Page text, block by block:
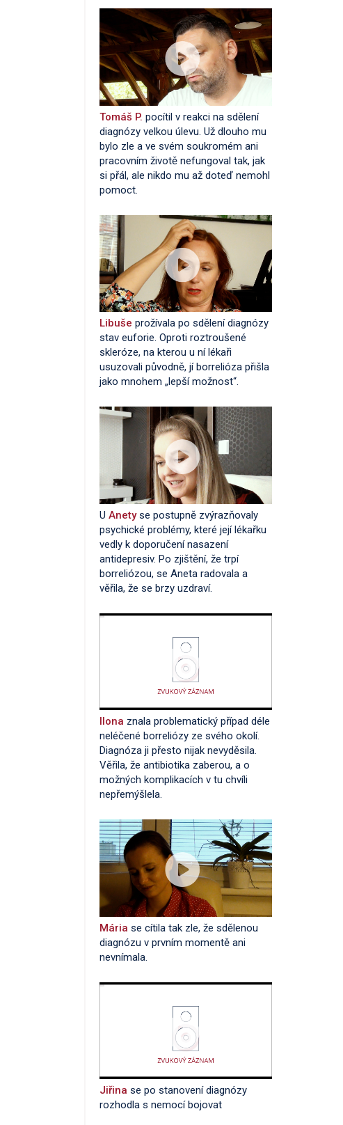
Tomáš P. pocítil v reakci na sdělení
diagnózy velkou úlevu. Už dlouho mu
bylo zle a ve svém soukromém ani
pracovním životě nefungoval tak, jak
si přál, ale nikdo mu až doteď nemohl
pomoct.
Libuše prožívala po sdělení diagnózy
stav euforie. Oproti roztroušené
skleróze, na kterou u ní lékaři
usuzovali původně, jí borrelióza přišla
jako mnohem „lepší možnost“.
U Anetyse postupně zvýrazňovaly
psychické problémy, které její lékařku
vedly k doporučení nasazení
antidepresiv. Po zjištění, že trpí
borreliózou, se Aneta radovala a
věřila, že se brzy uzdraví.
Ilona znala problematický případ déle
neléčené borreliózy ze svého okolí.
Diagnóza ji přesto nijak nevyděsila.
Věřila, že antibiotika zaberou, a o
možných komplikacích v tu chvíli
nepřemýšlela.
Mária se cítila tak zle, že sdělenou
diagnózu v prvním momentě ani
nevnímala.
Jiřina se po stanovení diagnózy
rozhodla s nemocí bojovat